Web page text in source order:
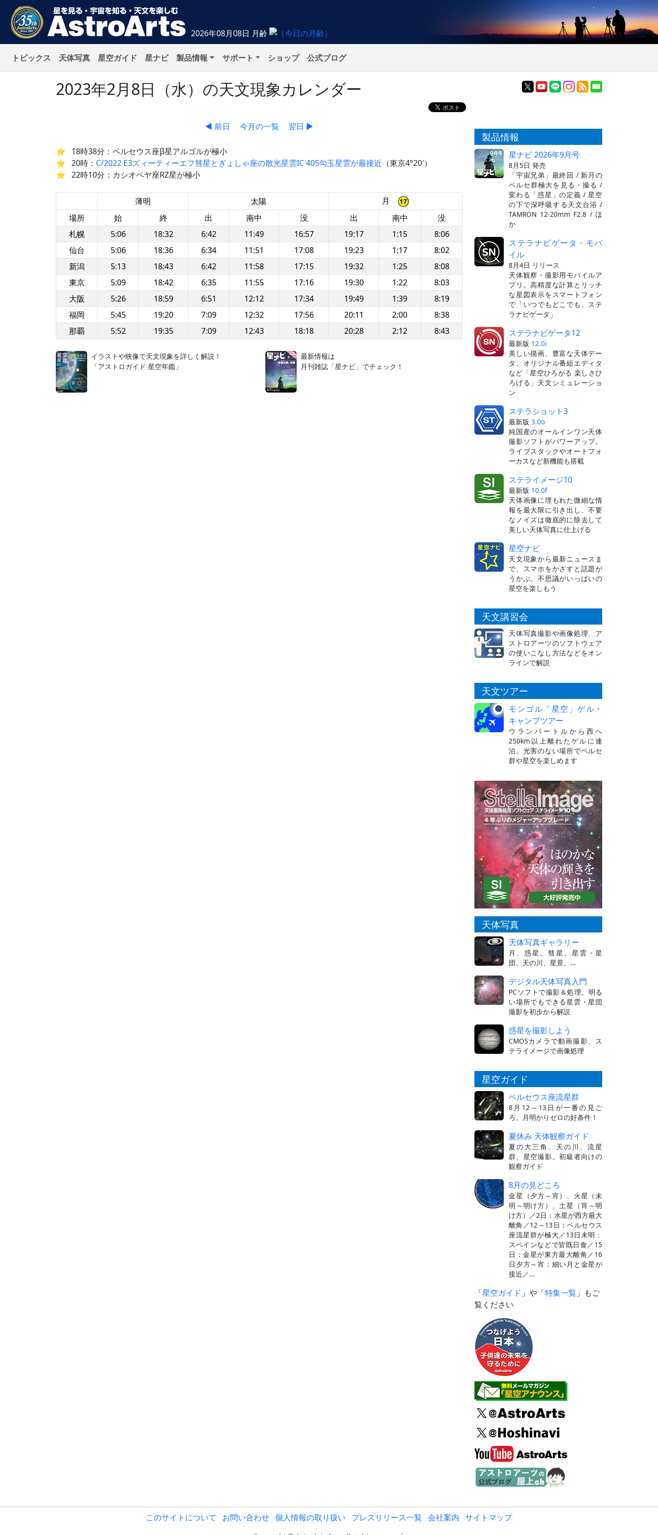
2026年08月08日 月齢
トピックス 天体写真 星空ガイド 星ナビ 製品情報 サポート ショップ 公式ブログ
2023年2月8日（水）の天文現象カレンダー
◀ 前日 今月の一覧 翌日 ▶
18時38分：ペルセウス座β星アルゴルが極小
20時： C/2022 E3ズィーティーエフ彗星とぎょしゃ座の散光星雲IC 405勾玉星雲が最接近 （東京4°20′）
22時10分：カシオペヤ座RZ星が極小
薄明 太陽
月
場所
始 終 出 南中 没 出 南中
没
札幌
5:06 18:32 6:42 11:49 16:57 19:17 1:15
8:06
仙台
5:06 18:36 6:34 11:51 17:08 19:23 1:17
8:02
新潟
5:13 18:43 6:42 11:58 17:15 19:32 1:25
8:08
東京
5:09 18:42 6:35 11:55 17:16 19:30 1:22
8:03
大阪
5:26 18:59 6:51 12:12 17:34 19:49 1:39
8:19
福岡
5:45 19:20 7:09 12:32 17:56 20:11 2:00
8:38
那覇
5:52 19:35 7:09 12:43 18:18 20:28 2:12 8:43
イラストや映像で天文現象を詳しく解説！
「アストロガイド 星空年鑑」
最新情報は
月刊雑誌「星ナビ」でチェック！
製品情報
星ナビ 2026年9月号
8月5日 発売
「宇宙兄弟」最終回 / 新月の
ペルセ群極大を見る・撮る /
変わる「惑星」の定義 / 星空
の下で深呼吸する天文台浴 /
TAMRON 12-20mm F2.8 / ほ
か
ステラナビゲータ・モバ
イル
8月4日 リリース
天体観察・撮影用モバイルア
プリ。高精度な計算とリッチ
な星図表示をスマートフォン
で「いつでもどこでも、ステ
ラナビゲータ」
ステラナビゲータ12
最新版 12.0i
美しい描画、豊富な天体デー
タ、オリジナル番組エディタ
など「星空ひろがる 楽しさひ
ろげる」天文シミュレーショ
ン
ステラショット3
最新版 3.0o
純国産のオールインワン天体
撮影ソフトがパワーアップ。
ライブスタックやオートフォ
ーカスなど新機能も搭載
ステライメージ10
最新版 10.0f
天体画像に埋もれた微細な情
報を最大限に引き出し、不要
なノイズは徹底的に除去して
美しい天体写真に仕上げる
星空ナビ
天文現象から最新ニュースま
で、スマホをかざすと話題が
うかぶ。不思議がいっぱいの
星空を楽しもう
天文講習会
天体写真撮影や画像処理、ア
ストロアーツのソフトウェア
の使いこなし方法などをオン
ラインで解説
天文ツアー
モンゴル「星空」ゲル・
キャンプツアー
ウランバートルから西へ
250km以上離れたゲルに連
泊。光害のない場所でペルセ
群や星空を楽しめます
天体写真
天体写真ギャラリー
月、惑星、彗星、星雲・星
団、天の川、星景、…
デジタル天体写真入門
PCソフトで撮影＆処理。明る
い場所でもできる星雲・星団
撮影を初歩から解説
惑星を撮影しよう
CMOSカメラで動画撮影、ス
テライメージで画像処理
星空ガイド
ペルセウス座流星群
8月12～13日が一番の見ご
ろ。月明かりゼロの好条件！
夏休み 天体観察ガイド
夏の大三角、天の川、流星
群、星空撮影。初級者向けの
観察ガイド
8月の見どころ
金星（夕方～宵）、火星（未
明～明け方）、土星（宵～明
け方）／2日：水星が西方最大
離角／12～13日：ペルセウス
座流星群が極大／13日未明：
スペインなどで皆既日食／15
日：金星が東方最大離角／16
日夕方～宵：細い月と金星が
接近／…
「星空ガイド 」や「特集一覧 」もご
覧ください
このサイトについて お問い合わせ 個人情報の取り扱い プレスリリース一覧 会社案内 サイトマップ